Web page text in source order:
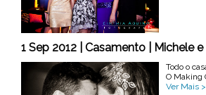
1 Sep 2012 | Casamento | Michele
Todo o
O Making
Ver Mais